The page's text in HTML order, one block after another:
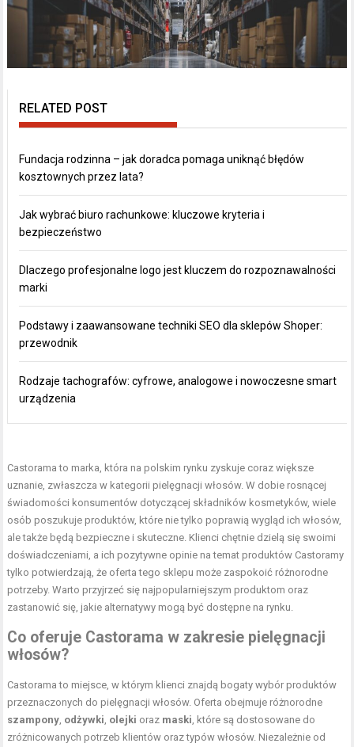
RELATED POST
Fundacja rodzinna – jak doradca pomaga uniknąć błędów
kosztownych przez lata?
Jak wybrać biuro rachunkowe: kluczowe kryteria i
bezpieczeństwo
Dlaczego profesjonalne logo jest kluczem do rozpoznawalności
marki
Podstawy i zaawansowane techniki SEO dla sklepów Shoper:
przewodnik
Rodzaje tachografów: cyfrowe, analogowe i nowoczesne smart
urządzenia
Castorama to marka, która na polskim rynku zyskuje coraz większe
uznanie, zwłaszcza w kategorii pielęgnacji włosów. W dobie rosnącej
świadomości konsumentów dotyczącej składników kosmetyków, wiele
osób poszukuje produktów, które nie tylko poprawią wygląd ich włosów,
ale także będą bezpieczne i skuteczne. Klienci chętnie dzielą się swoimi
doświadczeniami, a ich pozytywne opinie na temat produktów Castoramy
tylko potwierdzają, że oferta tego sklepu może zaspokoić różnorodne
potrzeby. Warto przyjrzeć się najpopularniejszym produktom oraz
zastanowić się, jakie alternatywy mogą być dostępne na rynku.
Co oferuje Castorama w zakresie pielęgnacji
włosów?
Castorama to miejsce, w którym klienci znajdą bogaty wybór produktów
przeznaczonych do pielęgnacji włosów. Oferta obejmuje różnorodne
szampony odżywki olejki oraz maski , które są dostosowane do
zróżnicowanych potrzeb klientów oraz typów włosów. Niezależnie od